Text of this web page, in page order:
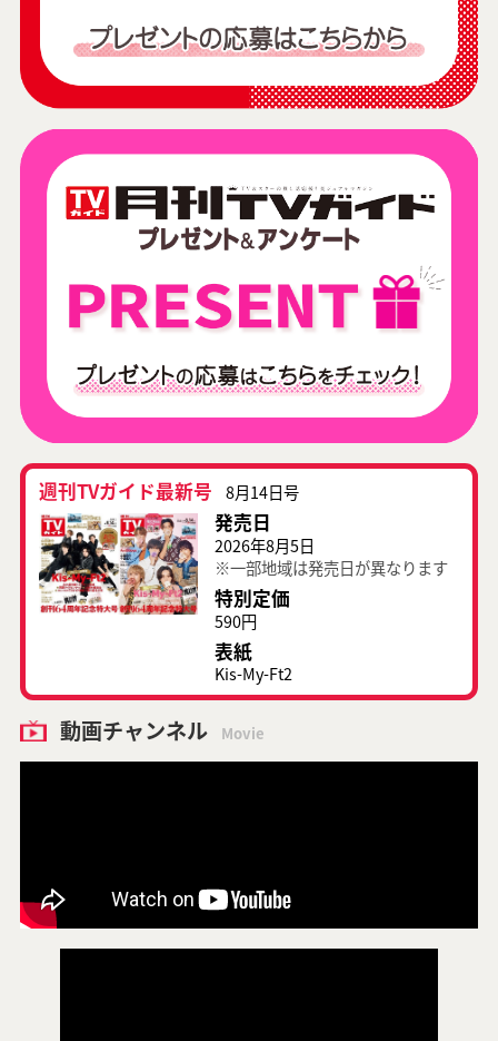
週刊TVガイド最新号 8月14日号
発売日
2026年8月5日
※一部地域は発売日が異なります
特別定価
590円
表紙
Kis-My-Ft2
動画チャンネル Movie